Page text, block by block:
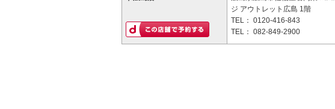
ジ アウトレット広島 1階
TEL： 0120-416-843
TEL： 082-849-2900